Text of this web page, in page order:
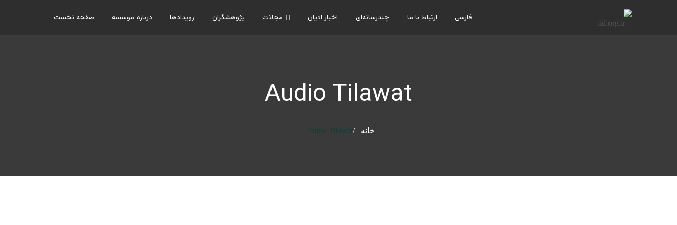
صفحه نخست درباره موسسه رویدادها پژوهشگران مجلات اخبار ادیان چندرسانه‌ای ارتباط با ما فارسی
Audio Tilawat
خانه Audio Tilawat